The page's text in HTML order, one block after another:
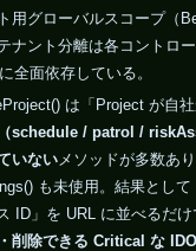
用グローバルスコープ（
ナント分離は各コントロ
全面依存している。
は「Project が自社
schedule / patrol /
いないメソッドが多数あり
も未使用。結果とし
ID」を URL に並べるだけ
削除できる Critical な